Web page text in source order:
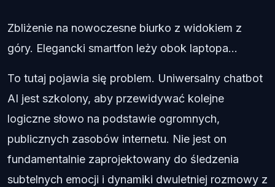
Zbliżenie na nowoczesne biurko z widokiem z
góry. Elegancki smartfon leży obok laptopa...
To tutaj pojawia się problem. Uniwersalny chatbot
AI jest szkolony, aby przewidywać kolejne
logiczne słowo na podstawie ogromnych,
publicznych zasobów internetu. Nie jest on
fundamentalnie zaprojektowany do śledzenia
subtelnych emocji i dynamiki dwuletniej rozmowy z